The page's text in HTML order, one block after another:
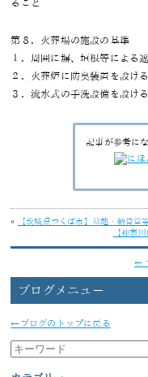
ること
第８．火葬場の施設の基準
１．周囲に塀、垣根等による
２．火葬炉に防臭装置を設け
３．流水式の手洗設備を設け
記事が参考に
«
【茨城県つくば市】墓地・納骨堂
【神奈
←
ブログメニュー
←ブログのトップに戻る